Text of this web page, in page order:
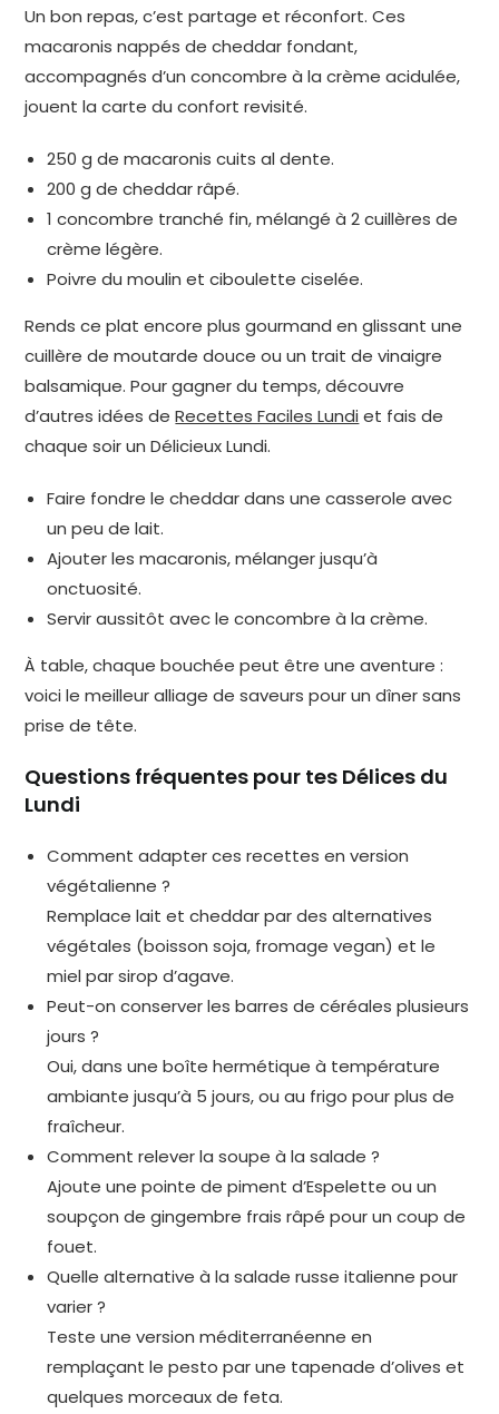
Un bon repas, c’est partage et réconfort. Ces
macaronis nappés de cheddar fondant,
accompagnés d’un concombre à la crème acidulée,
jouent la carte du confort revisité.
250 g de macaronis cuits al dente.
200 g de cheddar râpé.
1 concombre tranché fin, mélangé à 2 cuillères de
crème légère.
Poivre du moulin et ciboulette ciselée.
Rends ce plat encore plus gourmand en glissant une
cuillère de moutarde douce ou un trait de vinaigre
balsamique. Pour gagner du temps, découvre
d’autres idées deRecettes Faciles Lundi et fais de
chaque soir un Délicieux Lundi.
Faire fondre le cheddar dans une casserole avec
un peu de lait.
Ajouter les macaronis, mélanger jusqu’à
onctuosité.
Servir aussitôt avec le concombre à la crème.
À table, chaque bouchée peut être une aventure :
voici le meilleur alliage de saveurs pour un dîner sans
prise de tête.
Questions fréquentes pour tes Délices du
Lundi
Comment adapter ces recettes en version
végétalienne ?
Remplace lait et cheddar par des alternatives
végétales (boisson soja, fromage vegan) et le
miel par sirop d’agave.
Peut-on conserver les barres de céréales plusieurs
jours ?
Oui, dans une boîte hermétique à température
ambiante jusqu’à 5 jours, ou au frigo pour plus de
fraîcheur.
Comment relever la soupe à la salade ?
Ajoute une pointe de piment d’Espelette ou un
soupçon de gingembre frais râpé pour un coup de
fouet.
Quelle alternative à la salade russe italienne pour
varier ?
Teste une version méditerranéenne en
remplaçant le pesto par une tapenade d’olives et
quelques morceaux de feta.